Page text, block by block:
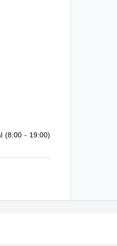
(8:00 - 19:00)